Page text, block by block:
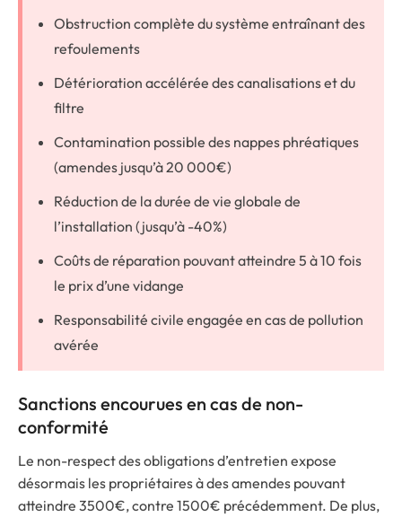
Obstruction complète du système entraînant des
refoulements
Détérioration accélérée des canalisations et du
filtre
Contamination possible des nappes phréatiques
(amendes jusqu’à 20 000€)
Réduction de la durée de vie globale de
l’installation (jusqu’à -40%)
Coûts de réparation pouvant atteindre 5 à 10 fois
le prix d’une vidange
Responsabilité civile engagée en cas de pollution
avérée
Sanctions encourues en cas de non-
conformité
Le non-respect des obligations d’entretien expose
désormais les propriétaires à des amendes pouvant
atteindre 3500€, contre 1500€ précédemment. De plus,